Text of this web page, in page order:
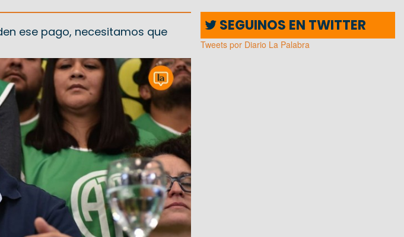
ese pago, necesitamos que
SEGUINOS EN TWITTER
Tweets por Diario La Palabra